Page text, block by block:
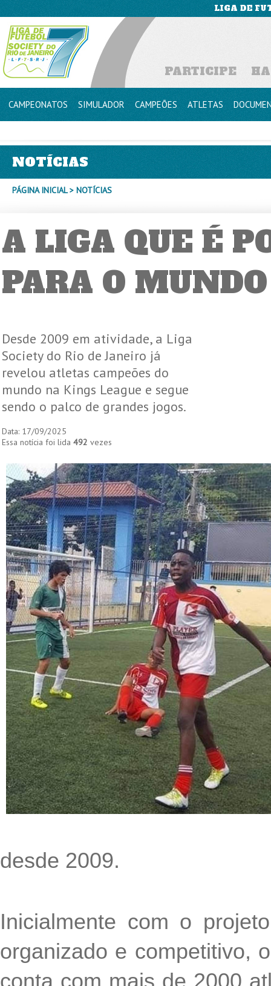
LIGA DE
PARTICIPE
CAMPEONATOS SIMULADOR CAMPEÕES ATLETAS
NOTÍCIAS
PÁGINA INICIAL> NOTÍCIAS
A LIGA QUE É
PARA O
Desde 2009 em atividade, a Liga
Society do Rio de Janeiro já
revelou atletas campeões do
mundo na Kings League e segue
sendo o palco de grandes jogos.
Data: 17/09/2025
Essa notícia foi lida 492 vezes
desde 2009.
Inicialmente com o
organizado e competitivo,
conta com mais de 2000